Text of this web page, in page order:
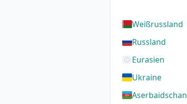
Weißrussland
Russland
Eurasien
Ukraine
Aserbaidschan